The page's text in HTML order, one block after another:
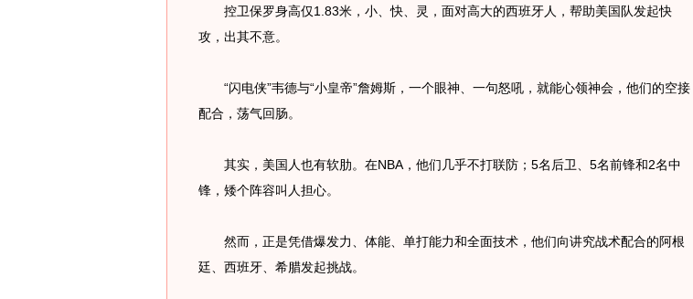
控卫保罗身高仅1.83米，小、快、灵，面对高大的西班牙人，帮助美国队发起快
攻，出其不意。
“闪电侠”韦德与“小皇帝”詹姆斯，一个眼神、一句怒吼，就能心领神会，他们的空接
配合，荡气回肠。
其实，美国人也有软肋。在NBA，他们几乎不打联防；5名后卫、5名前锋和2名中
锋，矮个阵容叫人担心。
然而，正是凭借爆发力、体能、单打能力和全面技术，他们向讲究战术配合的阿根
廷、西班牙、希腊发起挑战。